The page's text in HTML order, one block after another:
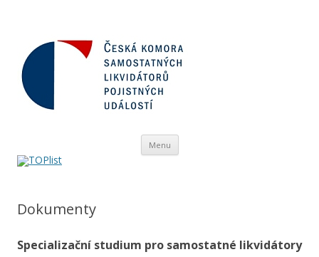
Menu Přejít
obsahu
Dokumenty
Specializační studium pro samostatné likvidátory